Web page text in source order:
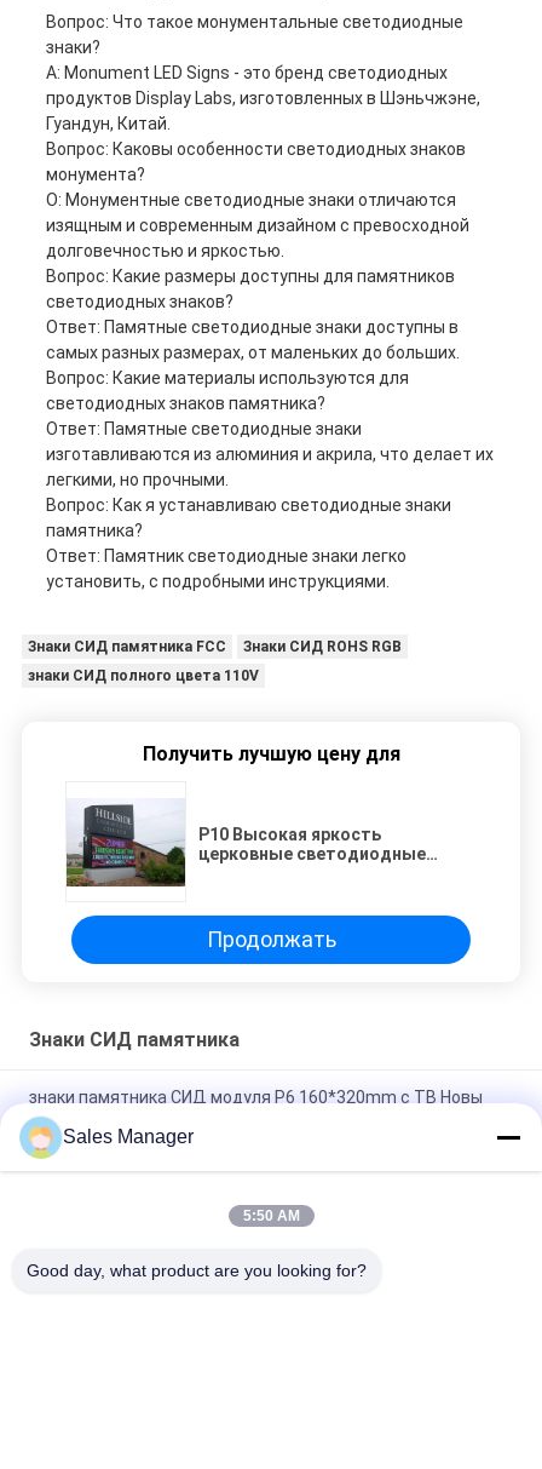
Вопрос: Что такое монументальные светодиодные
знаки?
A: Monument LED Signs - это бренд светодиодных
продуктов Display Labs, изготовленных в Шэньчжэне,
Гуандун, Китай.
Вопрос: Каковы особенности светодиодных знаков
монумента?
О: Монументные светодиодные знаки отличаются
изящным и современным дизайном с превосходной
долговечностью и яркостью.
Вопрос: Какие размеры доступны для памятников
светодиодных знаков?
Ответ: Памятные светодиодные знаки доступны в
самых разных размерах, от маленьких до больших.
Вопрос: Какие материалы используются для
светодиодных знаков памятника?
Ответ: Памятные светодиодные знаки
изготавливаются из алюминия и акрила, что делает их
легкими, но прочными.
Вопрос: Как я устанавливаю светодиодные знаки
памятника?
Ответ: Памятник светодиодные знаки легко
установить, с подробными инструкциями.
Знаки СИД памятника FCC
Знаки СИД ROHS RGB
знаки СИД полного цвета 110V
Получить лучшую цену для
P10 Высокая яркость
церковные светодиодные
Продолжать
Знаки СИД памятника
знаки памятника СИД модуля P6 160*320mm с TB Новы
отправляя систему
Алюминиевое СИД памятника шкафа подписывает
сертификат FCC ROHS цвета RGB
открытом воздухе для рекламы афиши
Sales Manager
5:50 AM
Good day, what product are you looking for?